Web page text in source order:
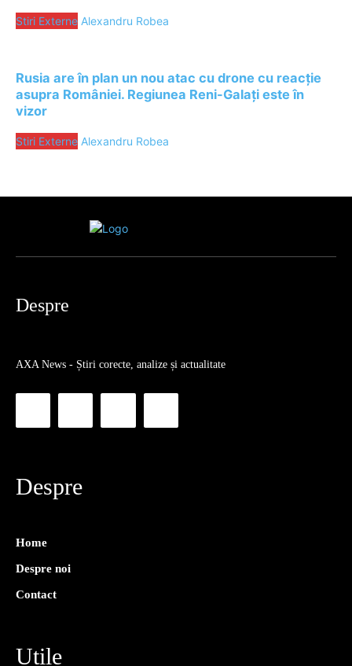
Stiri Externe Alexandru Robea
Rusia are în plan un nou atac cu drone cu reacție
asupra României. Regiunea Reni-Galați este în
vizor
Stiri Externe Alexandru Robea
Despre
AXA News - Știri corecte, analize și actualitate
Despre
Home
Despre noi
Contact
Utile